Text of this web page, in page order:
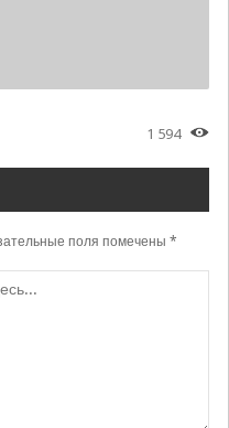
1 594
поля помечены *